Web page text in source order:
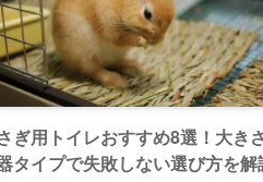
ぎ用トイレおすすめ8選！大き
タイプで失敗しない選び方を解